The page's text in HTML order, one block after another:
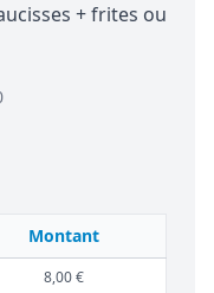
+ frites ou
Montant
8,00 €